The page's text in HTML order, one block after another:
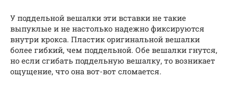
У поддельной вешалки эти вставки не такие
выпуклые и не настолько надежно фиксируются
внутри крокса. Пластик оригинальной вешалки
более гибкий, чем поддельной. Обе вешалки гнутся,
но если сгибать поддельную вешалку, то возникает
ощущение, что она вот-вот сломается.